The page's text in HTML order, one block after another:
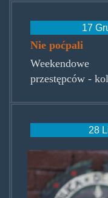
17
Nie poćpali
przestępców -
28